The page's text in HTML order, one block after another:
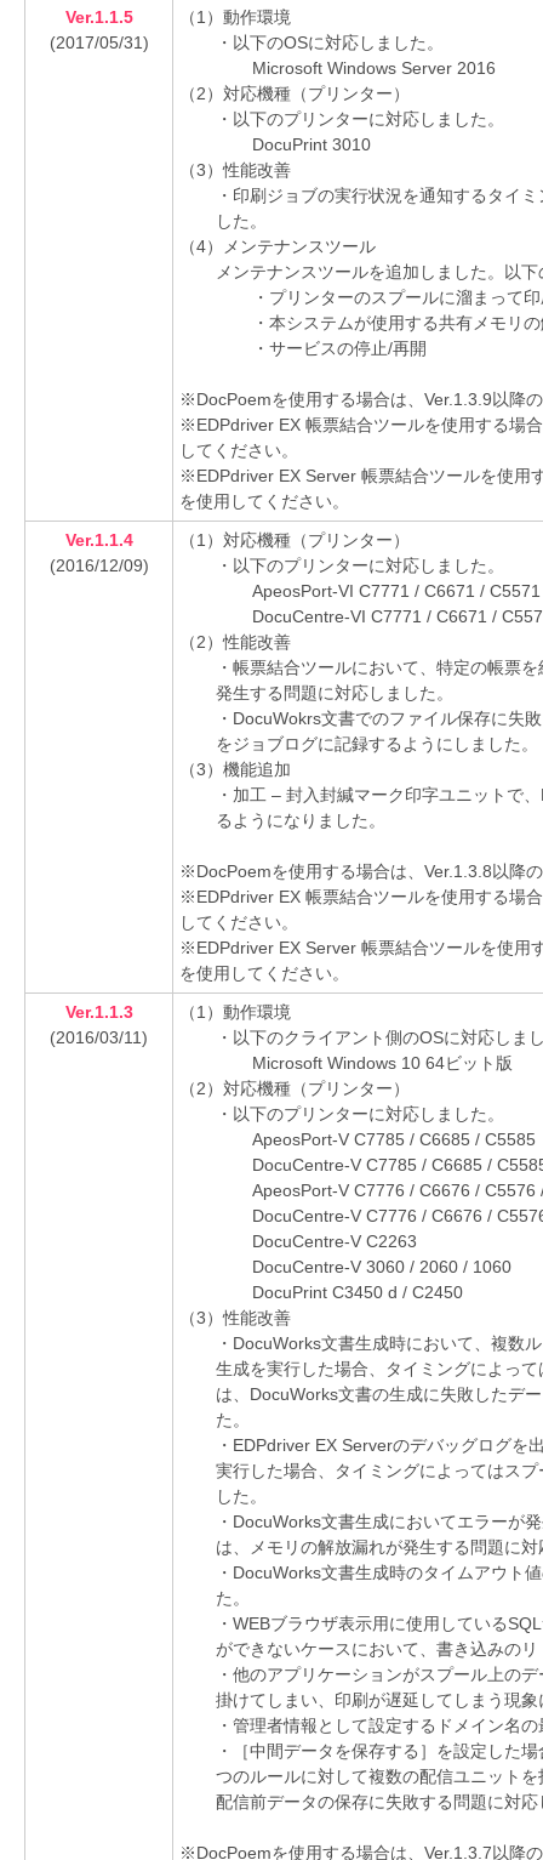
Ver.1.1.5
(2017/05/31)
（1）動作環境
・以下のOSに対応しました。
Microsoft Windows Server 2016
（2）対応機種（プリンター）
・以下のプリンターに対応しました。
DocuPrint 3010
（3）性能改善
・印刷ジョブの実行状況を通知するタイ
した。
（4）メンテナンスツール
メンテナンスツールを追加しました。以
・プリンターのスプールに溜まって
・本システムが使用する共有メモリ
・サービスの停止/再開
※DocPoemを使用する場合は、Ver.1.3.9以降
※EDPdriver EX 帳票結合ツールを使用する場
してください。
※EDPdriver EX Server 帳票結合ツールを使用
を使用してください。
Ver.1.1.4
(2016/12/09)
（1）対応機種（プリンター）
・以下のプリンターに対応しました。
ApeosPort-VI C7771 / C6671 /
DocuCentre-VI C7771 / C6671 /
（2）性能改善
・帳票結合ツールにおいて、特定の帳票
発生する問題に対応しました。
・DocuWokrs文書でのファイル保存に失
をジョブログに記録するようにしました。
（3）機能追加
・加工 – 封入封緘マーク印字ユニットで
るようになりました。
※DocPoemを使用する場合は、Ver.1.3.8以降
※EDPdriver EX 帳票結合ツールを使用する場
してください。
※EDPdriver EX Server 帳票結合ツールを使用
を使用してください。
Ver.1.1.3
(2016/03/11)
（1）動作環境
・以下のクライアント側のOSに対応しま
Microsoft Windows 10 64ビット版
（2）対応機種（プリンター）
・以下のプリンターに対応しました。
ApeosPort-V C7785 / C6685 / C5585
DocuCentre-V C7785 / C6685 /
ApeosPort-V C7776 / C6676 /
DocuCentre-V C7776 / C6676 /
DocuCentre-V C2263
DocuCentre-V 3060 / 2060 / 1060
DocuPrint C3450 d / C2450
（3）性能改善
・DocuWorks文書生成時において、複数
生成を実行した場合、タイミングによっ
は、DocuWorks文書の生成に失敗したデ
た。
・EDPdriver EX Serverのデバッグログを
実行した場合、タイミングによってはス
した。
・DocuWorks文書生成においてエラーが
は、メモリの解放漏れが発生する問題に
・DocuWorks文書生成時のタイムアウト
た。
・WEBブラウザ表示用に使用している
ができないケースにおいて、書き込みの
・他のアプリケーションがスプール上の
掛けてしまい、印刷が遅延してしまう現
・管理者情報として設定するドメイン名
・［中間データを保存する］を設定した
つのルールに対して複数の配信ユニット
配信前データの保存に失敗する問題に対応
※DocPoemを使用する場合は、Ver.1.3.7以降